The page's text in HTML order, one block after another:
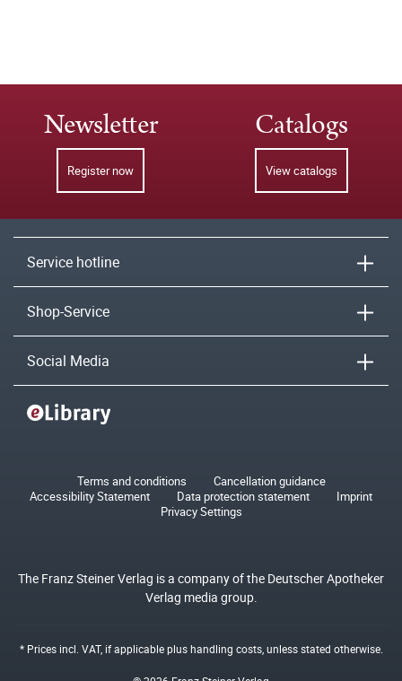
Newsletter
Register now
Catalogs
View catalogs
Service hotline
Shop-Service
Social Media
Terms and conditions
Cancellation guidance
Accessibility Statement
Data protection statement
Imprint
Privacy Settings
The Franz Steiner Verlag is a company of the Deutscher Apotheker
Verlag media group.
* Prices incl. VAT, if applicable plushandling costs, unless stated otherwise.